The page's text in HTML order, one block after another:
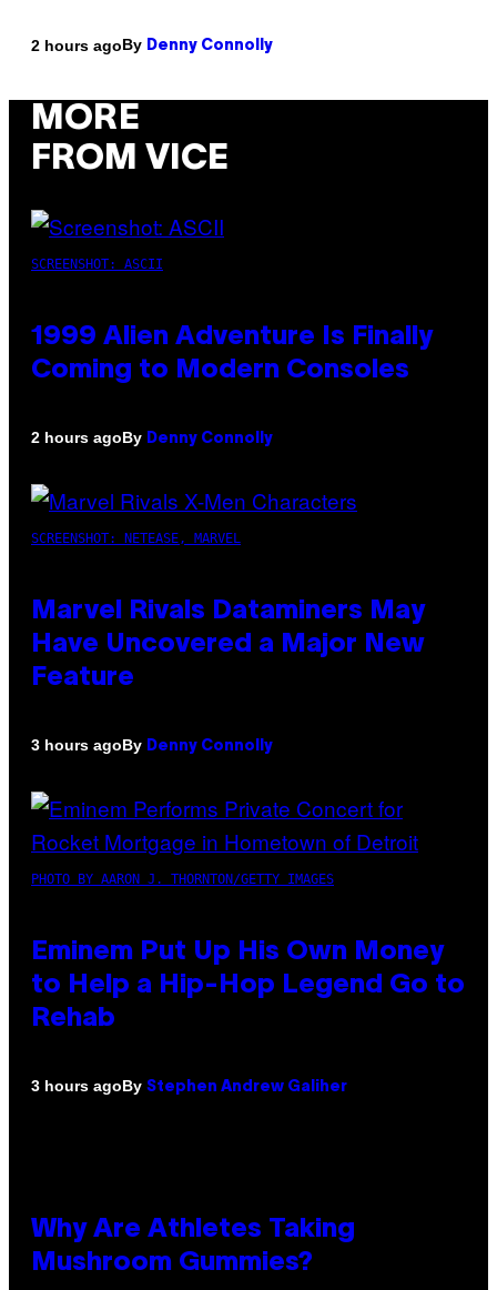
2 hours agoBy Denny Connolly
MORE
FROM VICE
SCREENSHOT: ASCII
1999 Alien Adventure Is Finally
Coming to Modern Consoles
2 hours agoBy Denny Connolly
SCREENSHOT: NETEASE, MARVEL
Marvel Rivals Dataminers May
Have Uncovered a Major New
Feature
3 hours agoBy Denny Connolly
PHOTO BY AARON J. THORNTON/GETTY IMAGES
Eminem Put Up His Own Money
to Help a Hip-Hop Legend Go to
Rehab
3 hours agoBy Stephen Andrew Galiher
Why Are Athletes Taking
Mushroom Gummies?